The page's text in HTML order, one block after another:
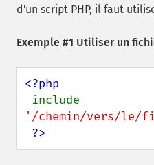
d'un script PHP, il faut
Exemple #1 Utiliser un
<?php
'/chemin/vers/le/
?>